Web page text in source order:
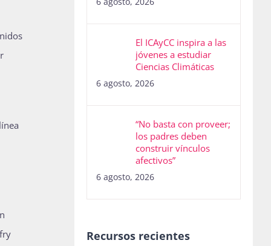
El ICAyCC inspira a las
jóvenes a estudiar
Ciencias Climáticas
6 agosto, 2026
“No basta con proveer;
los padres deben
construir vínculos
afectivos”
6 agosto, 2026
Recursos recientes